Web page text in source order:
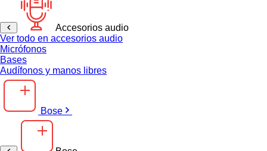
Accesorios audio
Ver todo en accesorios audio
Micrófonos
Bases
Audífonos y manos libres
Bose